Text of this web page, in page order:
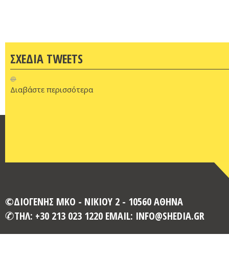
ΣΧΕΔΙΑ TWEETS
@
Διαβάστε περισσότερα
©ΔΙΟΓΕΝΗΣ ΜΚΟ - ΝΙΚΙΟΥ 2 - 10560 ΑΘΗΝΑ
ΤΗΛ: +30 213 023 1220 EMAIL: INFO@SHEDIA.GR